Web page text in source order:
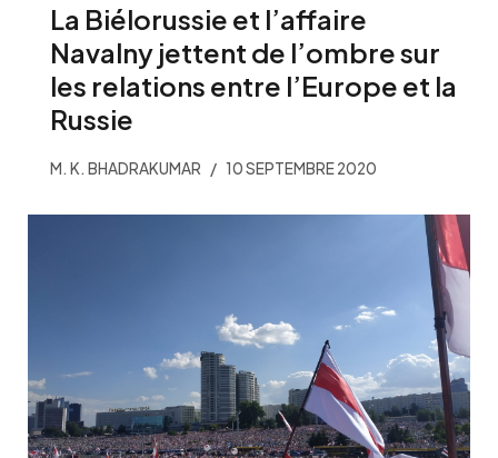
La Biélorussie et l’affaire
Navalny jettent de l’ombre sur
les relations entre l’Europe et la
Russie
M. K. BHADRAKUMAR 10 SEPTEMBRE 2020